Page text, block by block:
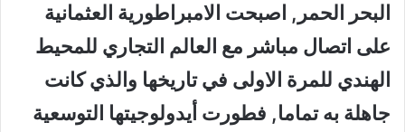
البحر الحمر, اصبحت الامبراطورية العثمانية
على اتصال مباشر مع العالم التجاري للمحيط
الهندي للمرة الاولى في تاريخها والذي كانت
جاهلة به تماما, فطورت أيدولوجيتها التوسعية